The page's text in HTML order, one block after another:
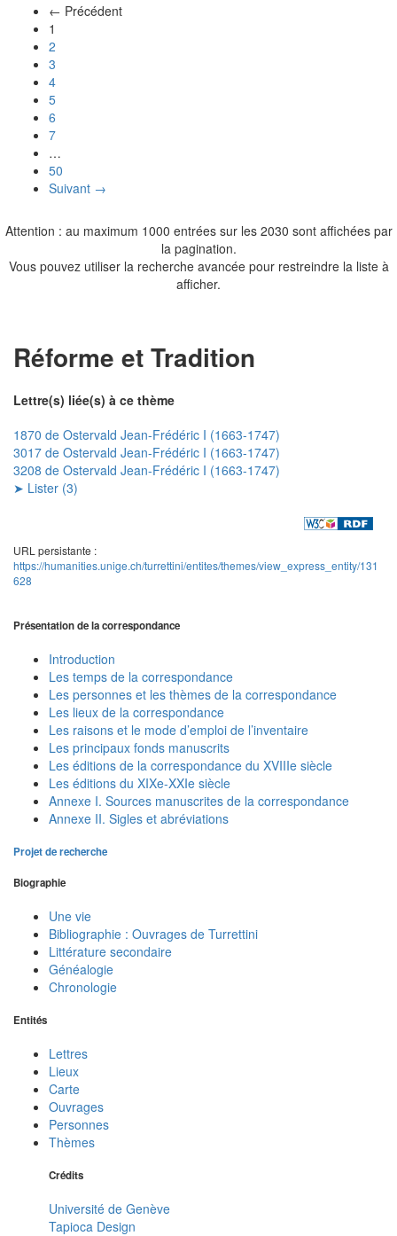
← Précédent
1
2
3
4
5
6
7
…
50
Suivant →
Attention : au maximum 1000 entrées sur les 2030 sont affichées par
la pagination.
Vous pouvez utiliser la recherche avancée pour restreindre la liste à
afficher.
Réforme et Tradition
Lettre(s) liée(s) à ce thème
1870 de Ostervald Jean-Frédéric I (1663-1747)
3017 de Ostervald Jean-Frédéric I (1663-1747)
3208 de Ostervald Jean-Frédéric I (1663-1747)
➤ Lister (3)
URL persistante :
https://humanities.unige.ch/turrettini/entites/themes/view_express_entity/131
628
Présentation de la correspondance
Introduction
Les temps de la correspondance
Les personnes et les thèmes de la correspondance
Les lieux de la correspondance
Les raisons et le mode d’emploi de l’inventaire
Les principaux fonds manuscrits
Les éditions de la correspondance du XVIIIe siècle
Les éditions du XIXe-XXIe siècle
Annexe I. Sources manuscrites de la correspondance
Annexe II. Sigles et abréviations
Projet de recherche
Biographie
Une vie
Bibliographie : Ouvrages de Turrettini
Littérature secondaire
Généalogie
Chronologie
Entités
Lettres
Lieux
Carte
Ouvrages
Personnes
Thèmes
Crédits
Université de Genève
Tapioca Design